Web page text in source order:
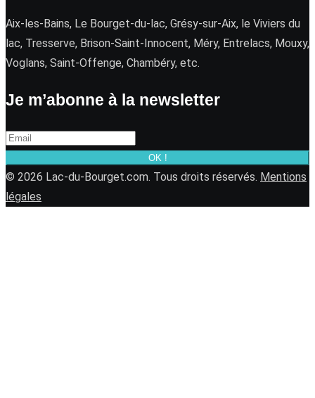
Aix-les-Bains, Le Bourget-du-lac, Grésy-sur-Aix, le Viviers du
lac, Tresserve, Brison-Saint-Innocent, Méry, Entrelacs, Mouxy,
Voglans, Saint-Offenge, Chambéry, etc.
Je m’abonne à la newsletter
OK !
© 2026 Lac-du-Bourget.com. Tous droits réservés. Mentions
légales